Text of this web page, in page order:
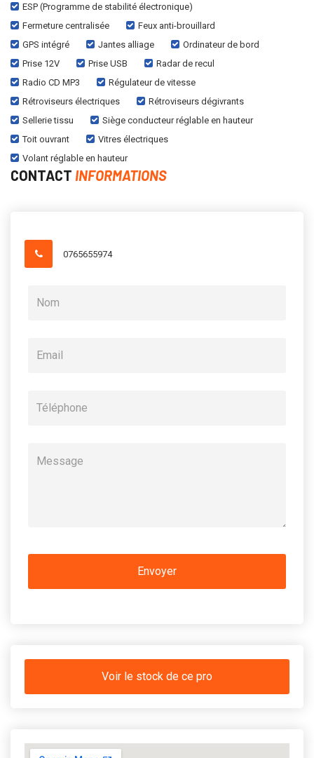
ESP (Programme de stabilité électronique)
Fermeture centralisée
Feux anti-brouillard
GPS intégré
Jantes alliage
Ordinateur de bord
Prise 12V
Prise USB
Radar de recul
Radio CD MP3
Régulateur de vitesse
Rétroviseurs électriques
Rétroviseurs dégivrants
Sellerie tissu
Siège conducteur réglable en hauteur
Toit ouvrant
Vitres électriques
Volant réglable en hauteur
CONTACT INFORMATIONS
0765655974
Voir le stock de ce pro